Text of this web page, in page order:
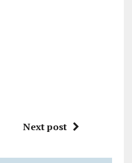
Next post